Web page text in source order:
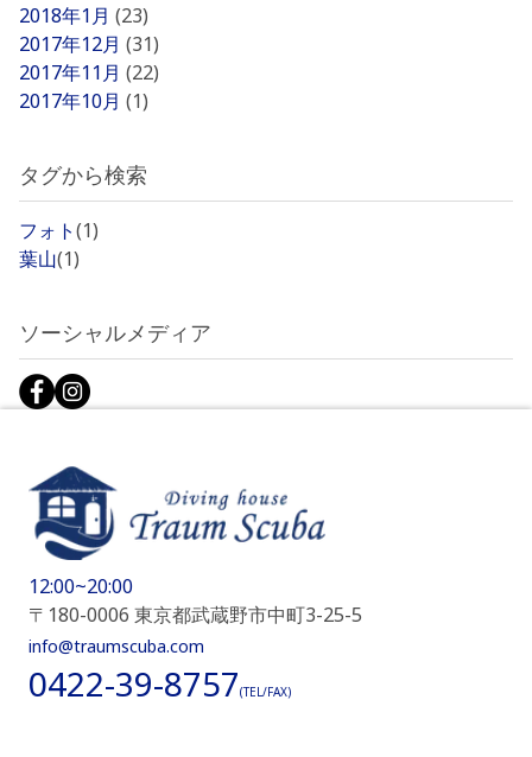
2018年1月 (23)
2017年12月 (31)
2017年11月 (22)
2017年10月 (1)
タグから検索
フォト(1)
葉山(1)
ソーシャルメディア
12:00~20:00
〒180-0006 東京都武蔵野市中町3-25-5
info@traumscuba.com
0422-39-8757(TEL/FAX)